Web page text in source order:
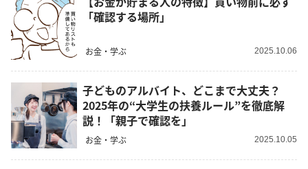
「確認する場所」
お金・学ぶ 2025.10.06
子どものアルバイト、どこまで大丈夫？
2025年の“大学生の扶養ルール”を徹底解
説！「親子で確認を」
お金・学ぶ 2025.10.05